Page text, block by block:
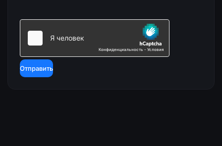
Отправить